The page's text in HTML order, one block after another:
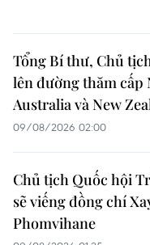
Tổng Bí thư, Chủ
lên đường thăm cấp
Australia và New
09/08/2026 02:00
Chủ tịch Quốc hội
sẽ viếng đồng chí
Phomvihane